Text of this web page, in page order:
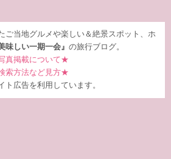
ご当地グルメや楽しい＆絶景スポット、ホ
味しい一期一会』 の旅行ブログ。
真掲載について★
索方法など見方★
広告を利用しています。